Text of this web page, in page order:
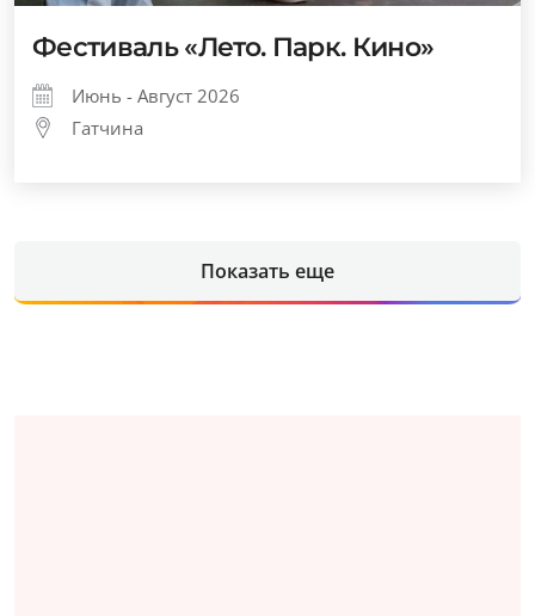
Фестиваль «Лето. Парк. Кино»
Июнь - Август 2026
Гатчина
Показать еще